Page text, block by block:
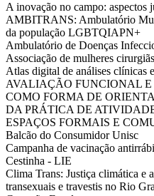
A inovação no campo: aspectos
AMBITRANS: Ambulatório
da população LGBTQIAPN+
Ambulatório de Doenças
Associação de mulheres cirurgiãs
Atlas digital de análises clínicas
AVALIAÇÃO FUNCIONAL
COMO FORMA DE
DA PRÁTICA DE
ESPAÇOS FORMAIS E
Balcão do Consumidor Unisc
Campanha de vacinação
Cestinha - LIE
Clima Trans: Justiça climática e
transexuais e travestis no Rio